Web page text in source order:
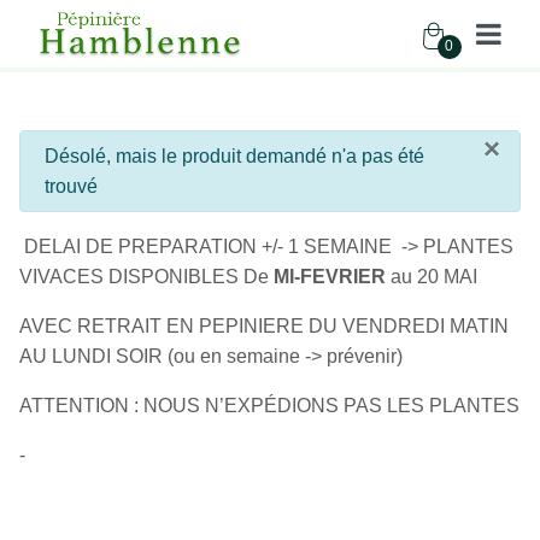
0
Accueil Vivaces
×
info
Désolé, mais le produit demandé n'a pas été
trouvé
DELAI DE PREPARATION +/- 1 SEMAINE -> PLANTES
VIVACES DISPONIBLES De MI-FEVRIER au 20 MAI
AVEC RETRAIT EN PEPINIERE DU VENDREDI MATIN
AU LUNDI SOIR (ou en semaine -> prévenir)
ATTENTION : NOUS N’EXPÉDIONS PAS LES PLANTES
-